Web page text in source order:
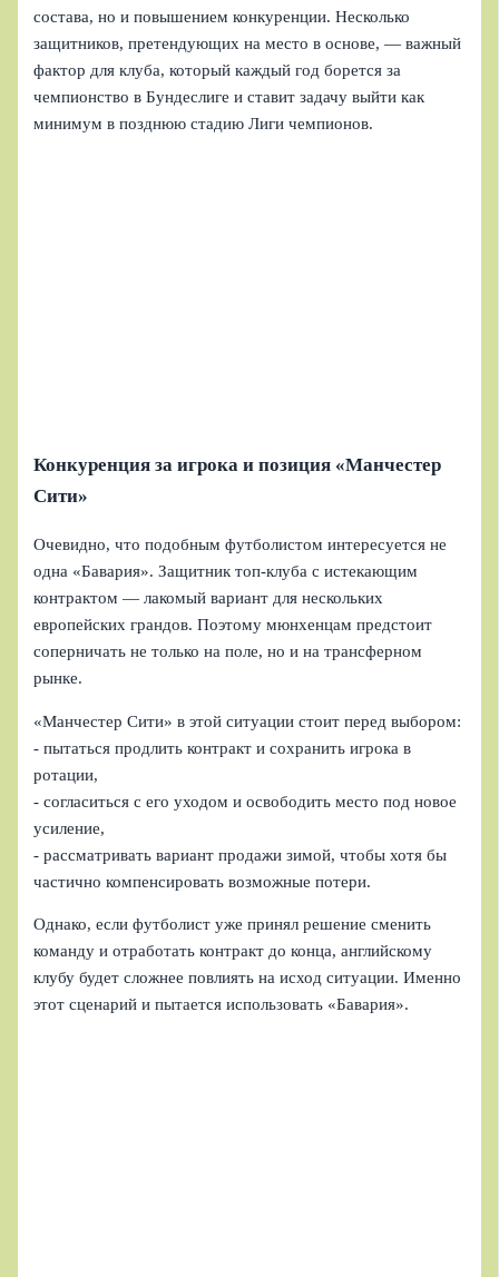
состава, но и повышением конкуренции. Несколько
защитников, претендующих на место в основе, — важный
фактор для клуба, который каждый год борется за
чемпионство в Бундеслиге и ставит задачу выйти как
минимум в позднюю стадию Лиги чемпионов.
Конкуренция за игрока и позиция «Манчестер
Сити»
Очевидно, что подобным футболистом интересуется не
одна «Бавария». Защитник топ-клуба с истекающим
контрактом — лакомый вариант для нескольких
европейских грандов. Поэтому мюнхенцам предстоит
соперничать не только на поле, но и на трансферном
рынке.
«Манчестер Сити» в этой ситуации стоит перед выбором:
- пытаться продлить контракт и сохранить игрока в
ротации,
- согласиться с его уходом и освободить место под новое
усиление,
- рассматривать вариант продажи зимой, чтобы хотя бы
частично компенсировать возможные потери.
Однако, если футболист уже принял решение сменить
команду и отработать контракт до конца, английскому
клубу будет сложнее повлиять на исход ситуации. Именно
этот сценарий и пытается использовать «Бавария».